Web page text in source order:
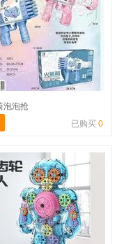
泡泡抢
已购买 0